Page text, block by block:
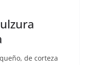
de corteza